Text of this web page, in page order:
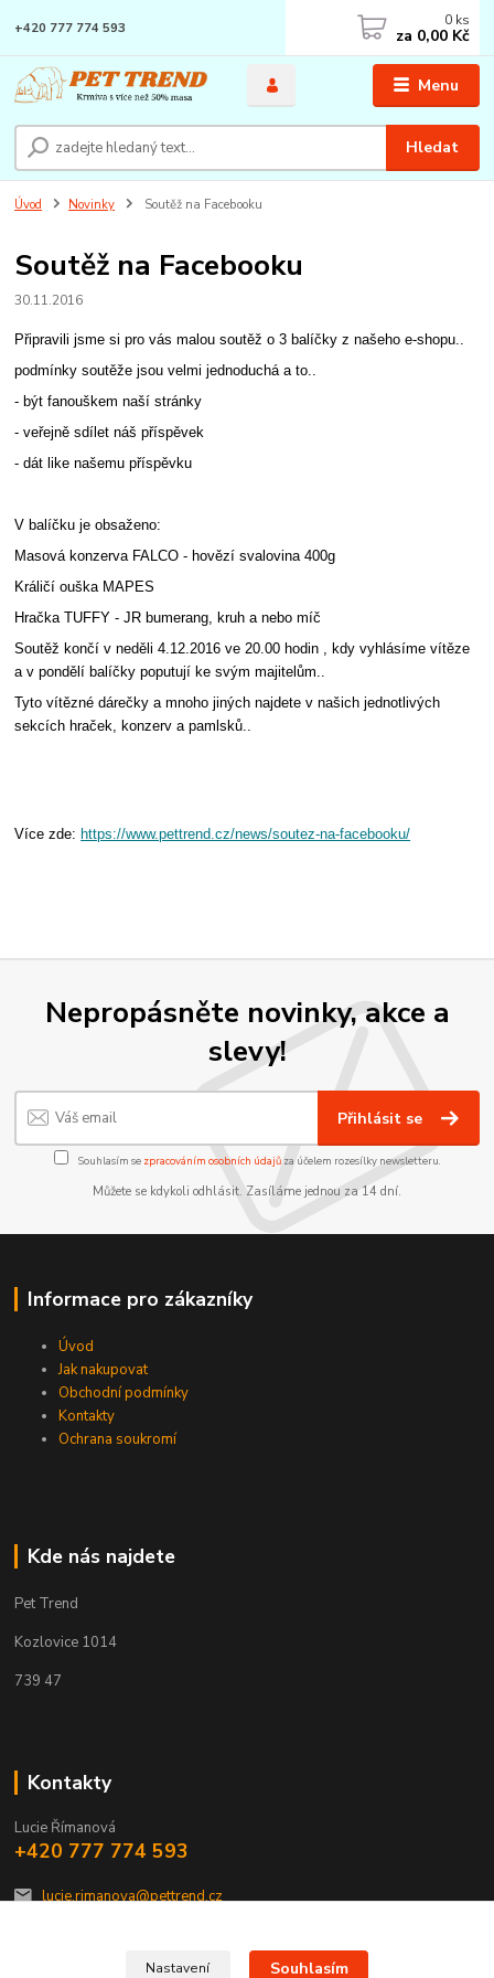
Menu
Hledat
+420 777 774 593 0 ks
za 0,00 Kč
Úvod Novinky Soutěž na Facebooku
Soutěž na Facebooku
30.11.2016
Připravili jsme si pro vás malou soutěž o 3 balíčky z našeho e-shopu..
podmínky soutěže jsou velmi jednoduchá a to..
- být fanouškem naší stránky
- veřejně sdílet náš příspěvek
- dát like našemu příspěvku
V balíčku je obsaženo:
Masová konzerva FALCO - hovězí svalovina 400g
Králičí ouška MAPES
Hračka TUFFY - JR bumerang, kruh a nebo míč
Soutěž končí v neděli 4.12.2016 ve 20.00 hodin , kdy vyhlásíme vítěze
a v pondělí balíčky poputují ke svým majitelům..
Tyto vítězné dárečky a mnoho jiných najdete v našich jednotlivých
sekcích hraček, konzerv a pamlsků..
Více zde: https://www.pettrend.cz/news/soutez-na-facebooku/
Nepropásněte novinky, akce a
slevy!
Přihlásit se
Souhlasím se zpracováním osobních údajůza účelem rozesílky newsletteru.
Můžete se kdykoli odhlásit. Zasíláme jednou za 14 dní.
Informace pro zákazníky
Úvod
Jak nakupovat
Obchodní podmínky
Kontakty
Ochrana soukromí
Kde nás najdete
Pet Trend
Kozlovice 1014
739 47
Kontakty
Lucie Římanová
+420 777 774 593
lucie.rimanova@pettrend.cz
Nastavení Souhlasím